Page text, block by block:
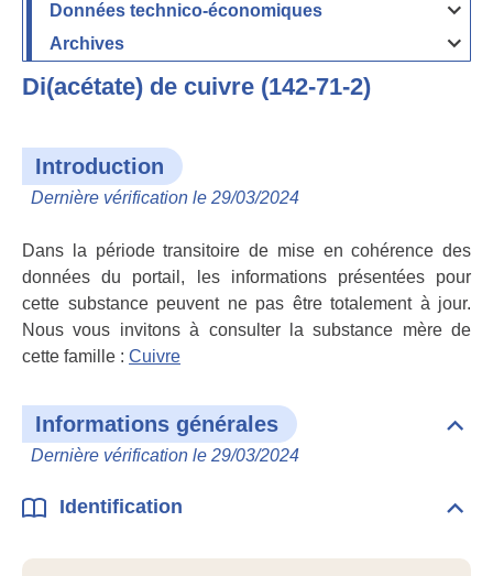
la
endocrine
Données technico-économiques
Ouvrir
la
Données
Archives
Ouvrir
Di(acétate) de cuivre (142-71-2)
Introduction
Dernière vérification le 29/03/2024
Dans la période transitoire de mise en cohérence des
données du portail, les informations présentées pour
cette substance peuvent ne pas être totalement à jour.
Nous vous invitons à consulter la substance mère de
cette famille : Cuivre
Informations générales
Dernière vérification le 29/03/2024
Identification